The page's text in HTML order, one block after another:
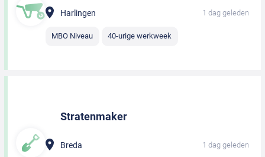
Harlingen 1 dag geleden
MBO Niveau 40-urige werkweek
Stratenmaker
Breda 1 dag geleden